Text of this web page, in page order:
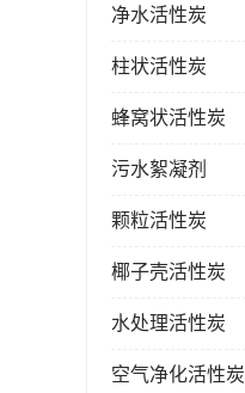
净水活性炭
柱状活性炭
蜂窝状活性炭
污水絮凝剂
颗粒活性炭
椰子壳活性炭
水处理活性炭
空气净化活性炭